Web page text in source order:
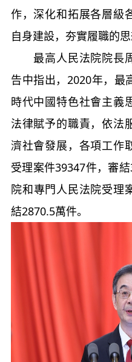
作，深化和拓展各層級
自身建設，夯實履職的
最高人民法院院長周
告中指出，2020年，最
時代中國特色社會主義
法律賦予的職責，依法
濟社會發展，各項工作
受理案件39347件，審
院和專門人民法院受理
結2870.5萬件。